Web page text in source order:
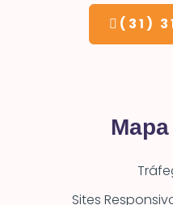
(31)
Sites